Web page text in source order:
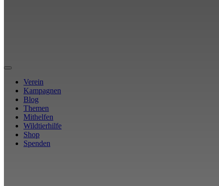
Verein
Kampagnen
Blog
Themen
Mithelfen
Wildtierhilfe
Shop
Spenden